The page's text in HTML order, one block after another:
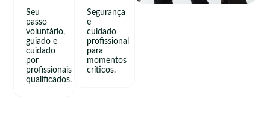
Seu
passo
voluntário,
guiado e
cuidado
por
profissionais
qualificados.
Segurança
e
cuidado
profissional
para
momentos
críticos.